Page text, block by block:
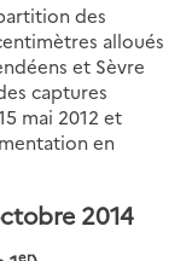
des
alloués
et Sèvre
captures
mai 2012 et
en
2014
er